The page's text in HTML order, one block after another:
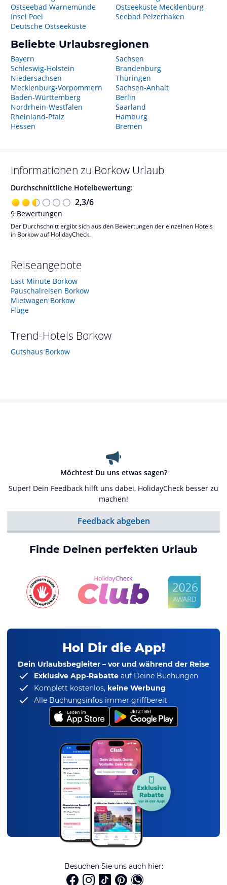
Ostseebad Warnemünde
Insel Poel
Deutsche Ostseeküste
Ostseeküste Mecklenburg
Seebad Pelzerhaken
Beliebte Urlaubsregionen
Bayern
Schleswig-Holstein
Niedersachsen
Mecklenburg-Vorpommern
Baden-Württemberg
Nordrhein-Westfalen
Rheinland-Pfalz
Hessen
Sachsen
Brandenburg
Thüringen
Sachsen-Anhalt
Berlin
Saarland
Hamburg
Bremen
Informationen zu Borkow Urlaub
Durchschnittliche Hotelbewertung:
2,3/6
9 Bewertungen
Der Durchschnitt ergibt sich aus den Bewertungen der einzelnen Hotels
in Borkow auf HolidayCheck.
Reiseangebote
Last Minute Borkow
Pauschalreisen Borkow
Mietwagen Borkow
Flüge
Trend-Hotels Borkow
Gutshaus Borkow
Möchtest Du uns etwas sagen?
Super! Dein Feedback hilft uns dabei, HolidayCheck besser zu
machen!
Feedback abgeben
Finde Deinen perfekten Urlaub
Hol Dir die App!
Dein Urlaubsbegleiter – vor und während der Reise
Exklusive App-Rabatte auf Deine Buchungen
Komplett kostenlos, keine Werbung
Alle Buchungsinfos immer griffbereit
Besuchen Sie uns auch hier: